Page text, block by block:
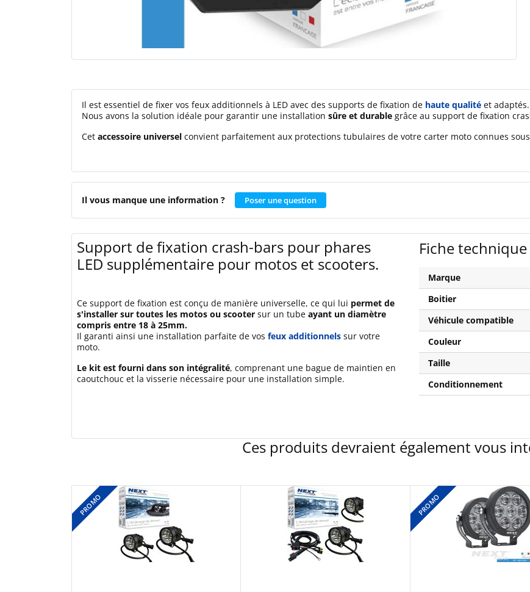
Il est essentiel de fixer vos feux additionnels à LED avec des supports de fixation de haute qualité et adaptés.
Nous avons la solution idéale pour garantir une installation sûre et durable grâce au support de fixation
Cet accessoire universel convient parfaitement aux protections tubulaires de votre carter moto connues sous
Il vous manque une information ? Poser une question
Support de fixation crash-bars pour phares
LED supplémentaire pour motos et scooters.
Ce support de fixation est conçu de manière universelle, ce qui lui permet de
s'installer sur toutes les motos ou scooter sur un tube ayant un diamètre
compris entre 18 à 25mm.
Il garanti ainsi une installation parfaite de vos feux additionnels sur votre
moto.
Le kit est fourni dans son intégralité, comprenant une bague de maintien en
caoutchouc et la visserie nécessaire pour une installation simple.
Fiche technique
Marque
Boitier
Véhicule compatible
Couleur
Taille
Conditionnement
Ces produits devraient également vous
PROMO PROMO